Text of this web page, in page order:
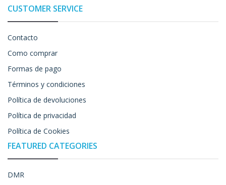
CUSTOMER SERVICE
Contacto
Como comprar
Formas de pago
Términos y condiciones
Política de devoluciones
Política de privacidad
Política de Cookies
FEATURED CATEGORIES
DMR